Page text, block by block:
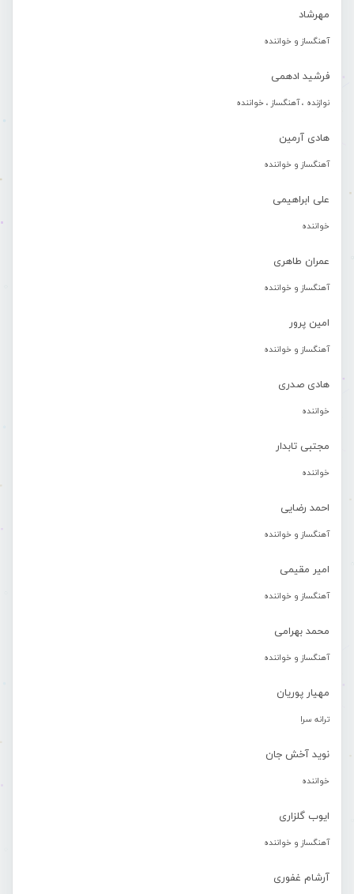
مهرشاد
آهنگساز و خواننده
فرشید ادهمی
نوازنده ، آهنگساز ، خواننده
هادی آرمین
آهنگساز و خواننده
علی ابراهیمی
خواننده
عمران طاهری
آهنگساز و خواننده
امین پرور
آهنگساز و خواننده
هادی صدری
خواننده
مجتبی تابدار
خواننده
احمد رضایی
آهنگساز و خواننده
امیر مقیمی
آهنگساز و خواننده
محمد بهرامی
آهنگساز و خواننده
مهیار پوریان
ترانه سرا
نوید آخش جان
خواننده
ایوب گلزاری
آهنگساز و خواننده
آرشام غفوری